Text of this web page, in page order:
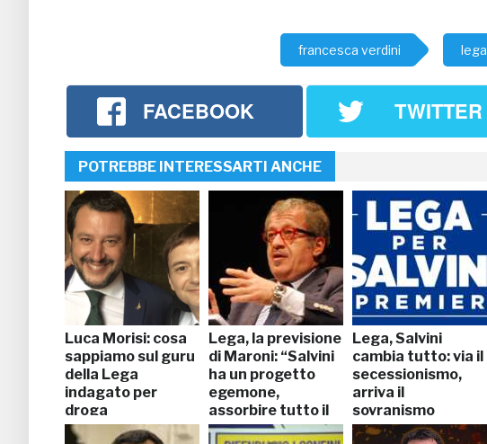
francesca verdini lega
FACEBOOK TWITTER
POTREBBE INTERESSARTI ANCHE
Luca Morisi: cosa
sappiamo sul guru
della Lega
indagato per
droga
Lega, la previsione
di Maroni: “Salvini
ha un progetto
egemone,
assorbire tutto il
centrodestra”
Lega, Salvini
cambia tutto: via il
secessionismo,
arriva il
sovranismo